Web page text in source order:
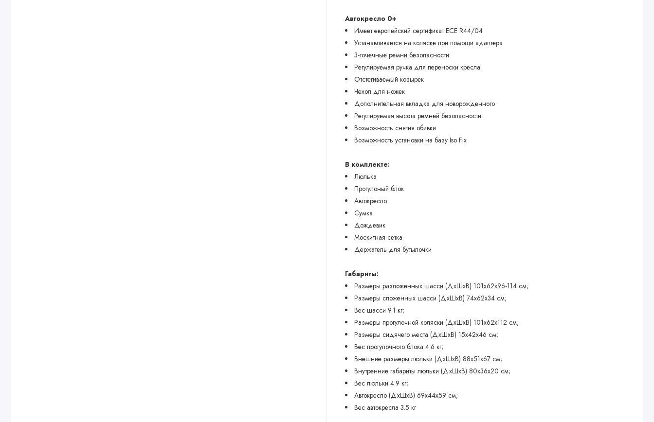
Автокресло 0+
Имеет европейский сертификат ECE R44/04
Устанавливается на коляске при помощи адаптера
3-точечные ремни безопасности
Регулируемая ручка для переноски кресла
Отстегиваемый козырек
Чехол для ножек
Дополнительная вкладка для новорожденного
Регулируемая высота ремней безопасности
Возможность снятия обивки
Возможность установки на базу Iso Fix
В комплекте:
Люлька
Прогулоный блок
Автокресло
Сумка
Дождевик
Москитная сетка
Держатель для бутылочки
Габариты:
Размеры разложенных шасси (ДхШхВ) 101х62х96-114 см;
Размеры сложенных шасси (ДхШхВ) 74х62х34 см;
Вес шасси 9.1 кг;
Размеры прогулочной коляски (ДхШхВ) 101х62х112 см;
Размеры сидячего места (ДхШхВ) 15х42х46 см;
Вес прогулочного блока 4.6 кг;
Внешние размеры люльки (ДхШхВ) 88х51x67 см;
Внутренние габариты люльки (ДхШxB) 80х36x20 см;
Вес люльки 4.9 кг;
Автокресло (ДхШхВ) 69х44х59 см;
Вес автокресла 3.5 кг